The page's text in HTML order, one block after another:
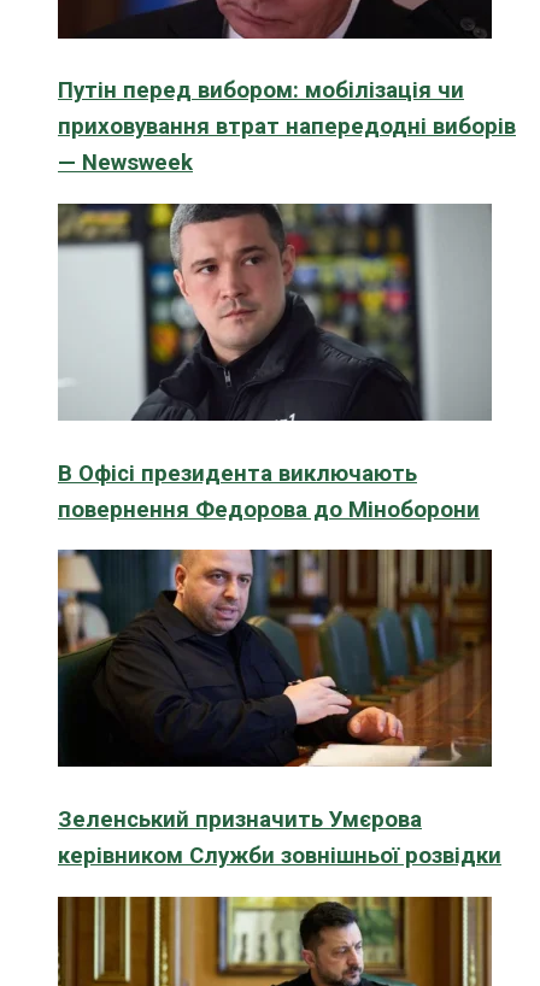
Путін перед вибором: мобілізація чи
приховування втрат напередодні виборів
— Newsweek
В Офісі президента виключають
повернення Федорова до Міноборони
Зеленський призначить Умєрова
керівником Служби зовнішньої розвідки